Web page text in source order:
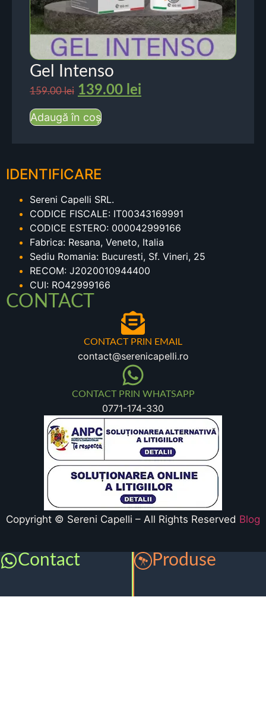
Gel Intenso
159.00lei 139.00 lei
Adaugă în coș
IDENTIFICARE
Sereni Capelli SRL.
CODICE FISCALE: IT00343169991
CODICE ESTERO: 000042999166
Fabrica: Resana, Veneto, Italia
Sediu Romania: Bucuresti, Sf. Vineri, 25
RECOM: J2020010944400
CUI: RO42999166
CONTACT
CONTACT PRIN EMAIL
contact@serenicapelli.ro
CONTACT PRIN WHATSAPP
0771-174-330
Copyright © Sereni Capelli – All Rights Reserved Blog
Contact Produse